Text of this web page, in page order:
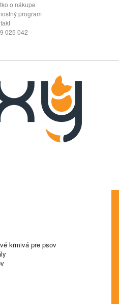
o nákupe
program
025 042
krmivá pre psov